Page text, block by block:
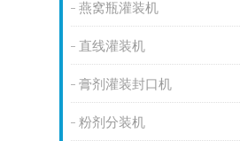
燕窝瓶灌装机
直线灌装机
膏剂灌装封口机
粉剂分装机